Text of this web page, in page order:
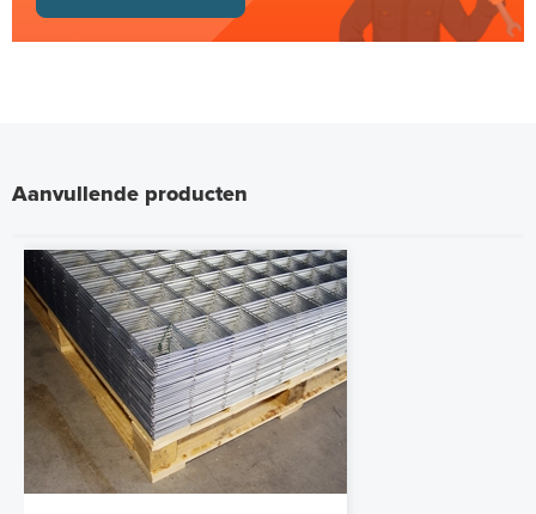
Aanvullende producten